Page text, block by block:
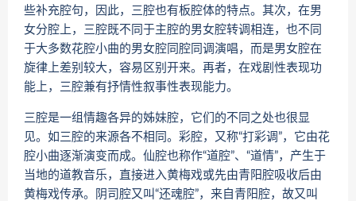
些补充腔句，因此，三腔也有板腔体的特点。其次，在男
女分腔上，三腔既不同于主腔的男女腔转调相连，也不同
于大多数花腔小曲的男女腔同腔同调演唱，而是男女腔在
旋律上差别较大，容易区别开来。再者，在戏剧性表现功
能上，三腔兼有抒情性叙事性表现能力。
三腔是一组情趣各异的姊妹腔，它们的不同之处也很显
见。如三腔的来源各不相同。彩腔，又称“打彩调”，它由花
腔小曲逐渐演变而成。仙腔也称作“道腔”、“道情”，产生于
当地的道教音乐，直接进入黄梅戏或先由青阳腔吸收后由
黄梅戏传承。阴司腔又叫“还魂腔”，来自青阳腔，故又叫